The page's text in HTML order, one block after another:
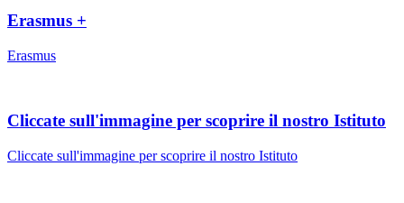
Erasmus +
Erasmus
Cliccate sull'immagine per scoprire il nostro Istituto
Cliccate sull'immagine per scoprire il nostro Istituto